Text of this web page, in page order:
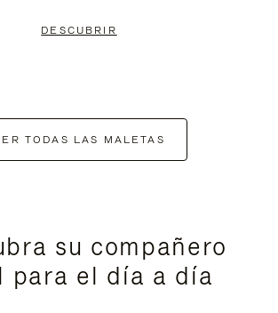
DESCUBRIR
TODAS LAS MALETAS
su compañero
para el día a día